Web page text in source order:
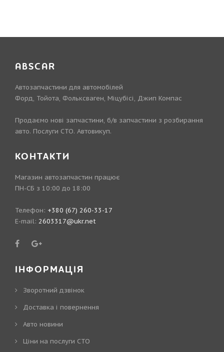
ABSCAR
Автозапчастини для автомобілей
Форд, Тойота, Фольксваген, Міцубісі, Джип Компас
Продаємо нові запчастини, б/в запчастини з розбирання
авто. Послуги СТО. Автовикуп.
КОНТАКТИ
Магазин автозапчастин працює
ПН-СБ з 10:00 до 18:00
Телефон: +380 (67) 260-33-17
E-mail: 2603317@ukr.net
ІНФОРМАЦІЯ
Зворотний дзвінок
Доставка і повернення
Авто новини
Ціни на послуги СТО